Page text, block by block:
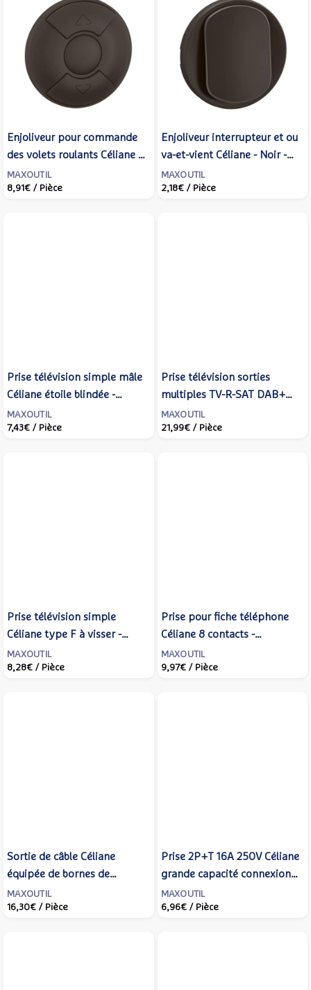
Enjoliveur pour commande
des volets roulants Céliane -
Noir - LEGRAND - CN0043
MAXOUTIL
8,91€ / Pièce
Enjoliveur interrupteur et ou
va-et-vient Céliane - Noir -
LEGRAND - CN0001
MAXOUTIL
2,18€ / Pièce
Prise télévision simple mâle
Céliane étoile blindée -
LEGRAND - CM0380
MAXOUTIL
7,43€ / Pièce
Prise télévision sorties
multiples TV-R-SAT DAB+
Céliane - LEGRAND -
CM0388
MAXOUTIL
21,99€ / Pièce
Prise télévision simple
Céliane type F à visser -
LEGRAND - CM0380
MAXOUTIL
8,28€ / Pièce
Prise pour fiche téléphone
Céliane 8 contacts -
LEGRAND - CM0338
MAXOUTIL
9,97€ / Pièce
Sortie de câble Céliane
équipée de bornes de
raccordement - LEGRAND -
CM0183
MAXOUTIL
16,30€ / Pièce
Prise 2P+T 16A 250V Céliane
grande capacité connexion
bornes à vis - LEGRAND -
CM0116
MAXOUTIL
6,96€ / Pièce